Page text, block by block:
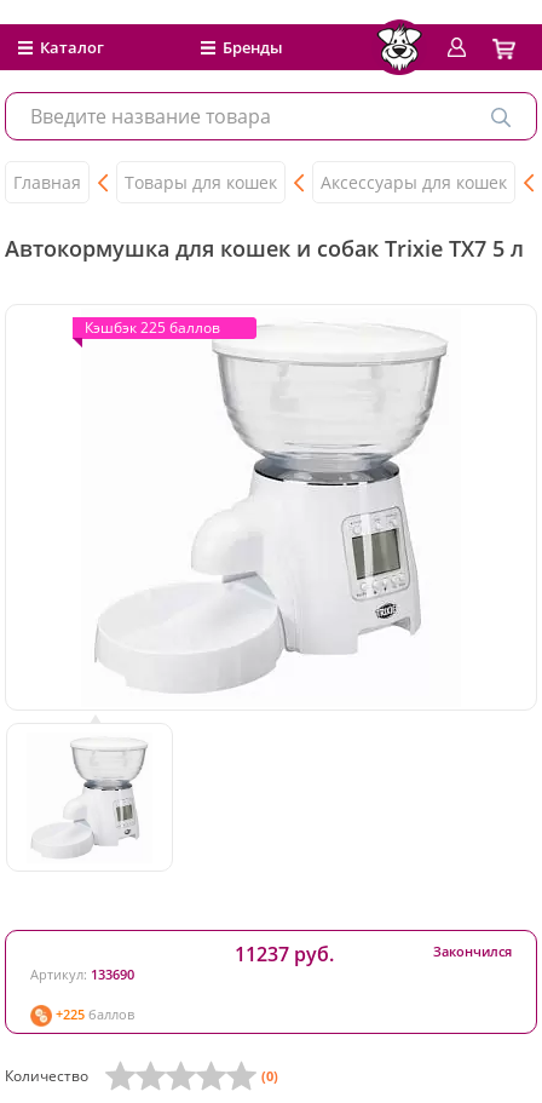
Каталог Бренды
Главная Товары для кошек Аксессуары для кошек
Автокормушка для кошек и собак Trixie TX7 5 л
Кэшбэк 225 баллов
Кэшбэк 225 баллов
Артикул: 133690
+225 баллов
11237 руб. Закончился
Количество (0)